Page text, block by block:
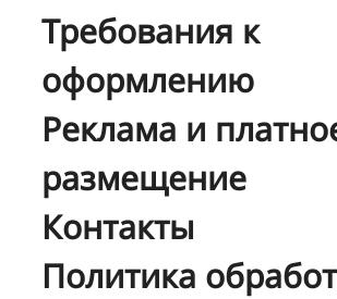
Требования к
оформлению
Реклама и
размещение
Контакты
Политика